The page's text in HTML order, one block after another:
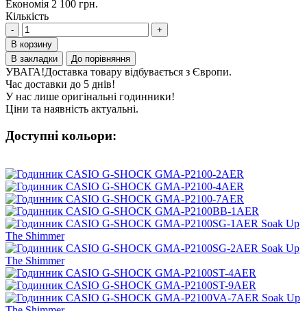
Економія 2 100 грн.
Кількість
-
+
В корзину
В закладки
До порівняння
УВАГА!Доставка товару відбувається з Європи.
Час доставки до 5 днів!
У нас лише оригінальні годинники!
Ціни та наявність актуальні.
Доступні кольори: